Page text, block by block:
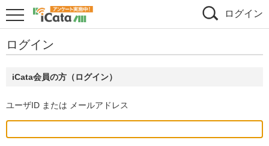
ログイン
ログイン
iCata会員の方（ログイン）
ユーザID または メールアドレス